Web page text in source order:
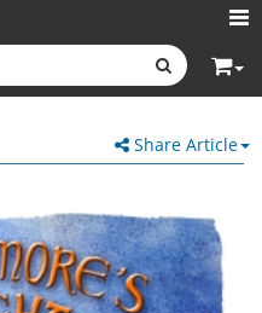
Share Article